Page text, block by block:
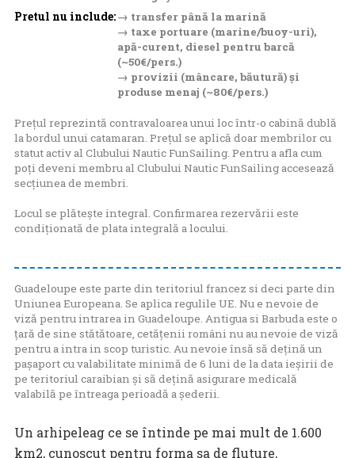
Pretul nu include:→ transfer până la marină
→ taxe portuare (marine/buoy-uri),
apă-curent, diesel pentru barcă
(~50€/pers.)
→ provizii (mâncare, băutură) și
produse menaj (~80€/pers.)
Prețul reprezintă contravaloarea unui loc într-o cabină dublă
la bordul unui catamaran. Prețul se aplică doar membrilor cu
statut activ al Clubului Nautic FunSailing. Pentru a afla cum
poți deveni membru al Clubului Nautic FunSailing accesează
secțiunea de membri.
Locul se plătește integral. Confirmarea rezervării este
condiționată de plata integrală a locului.
Guadeloupe este parte din teritoriul francez si deci parte din
Uniunea Europeana. Se aplica regulile UE. Nu e nevoie de
viză pentru intrarea in Guadeloupe. Antigua si Barbuda este o
țară de sine stătătoare, cetățenii români nu au nevoie de viză
pentru a intra in scop turistic. Au nevoie însă să dețină un
pașaport cu valabilitate minimă de 6 luni de la data ieșirii de
pe teritoriul caraibian și să dețină asigurare medicală
valabilă pe întreaga perioadă a șederii.
Un arhipeleag ce se întinde pe mai mult de 1.600
km2, cunoscut pentru forma sa de fluture,